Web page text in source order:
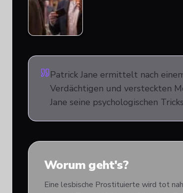
Patrick Jane ermittelt nach
Verdächtigen und versteckten
Jane seine psychologischen
Worum geht's?
Eine lesbische Prostituierte wird tot